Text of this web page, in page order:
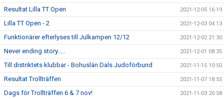
Resultat Lilla TT Open 2021-12-05 16:19
Lilla TT Open - 2 2021-12-03 04:13
Funktionärer efterlyses till Julkampen 12/12 2021-12-02 21:30
Never ending story..... 2021-12-01 08:35
Till distriktets klubbar - Bohuslän Dals Judoförbund 2021-11-15 10:50
Resultat Trollträffen 2021-11-07 18:55
Dags för Trollträffen 6 & 7 nov! 2021-11-03 20:58